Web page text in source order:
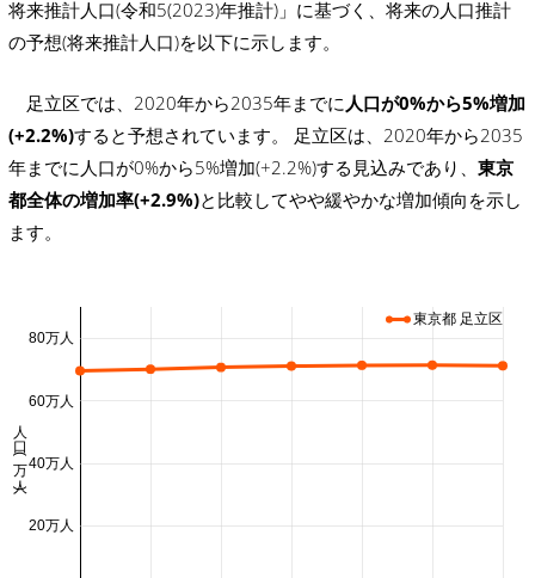
将来推計人口(令和5(2023)年推計)」に基づく、将来の人口推計
の予想(将来推計人口)を以下に示します。
足立区では、2020年から2035年までに 人口が0%から5%増加
(+2.2%)すると予想されています。 足立区は、2020年から2035
年までに人口が0%から5%増加(+2.2%)する見込みであり、 東京
都全体の増加率(+2.9%)と比較してやや緩やかな増加傾向を示し
ます。
20万人
40万人
60万人
80万人
人口 (万人)
東京都 足立区